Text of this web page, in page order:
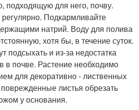
подходящую для него, почву.
Подкармливайте
натрий. Воду для полива
хотя бы, в течение суток.
подсыхать и из-за недостатка
в почве. Растение необходимо
для декоративно - лиственных
листья обрезать
у основания.